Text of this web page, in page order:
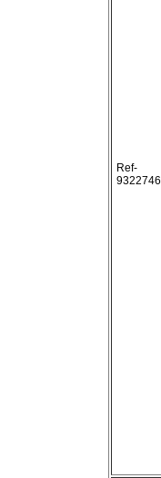
Ref-
9322746